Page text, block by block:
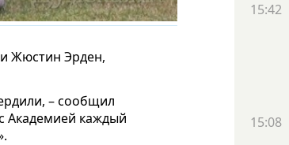
Жюстин Эрден,
– сообщил
Академией каждый
15:42
15:08